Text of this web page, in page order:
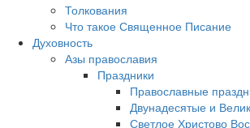
Толкования
Что такое Священное Писание
Духовность
Азы православия
Праздники
Православные
Двунадесятые и
Светлое Христово